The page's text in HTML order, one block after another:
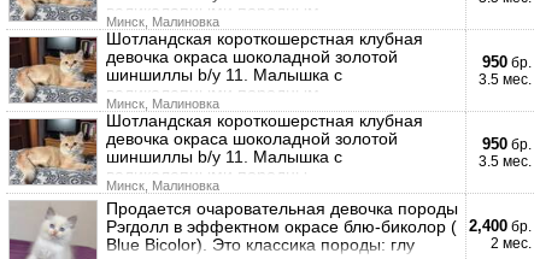
великолепными породным
Минск, Малиновка
Шотландская короткошерстная клубная
девочка окраса шоколадной золотой
шиншиллы b/y 11. Малышка с
великолепными породным
Минск, Малиновка
950 бр.
3.5 мес.
Шотландская короткошерстная клубная
девочка окраса шоколадной золотой
шиншиллы b/y 11. Малышка с
великолепными породны
Минск, Малиновка
950 бр.
3.5 мес.
Продается очаровательная девочка породы
Рэгдолл в эффектном окрасе блю-биколор (
Blue Bicolor). Это классика породы: глу
2,400 бр.
2 мес.